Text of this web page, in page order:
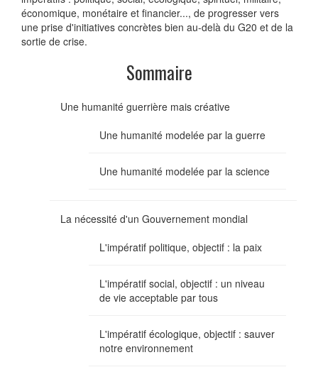
économique, monétaire et financier..., de progresser vers
une prise d'initiatives concrètes bien au-delà du G20 et de la
sortie de crise.
Sommaire
Une humanité guerrière mais créative
Une humanité modelée par la guerre
Une humanité modelée par la science
La nécessité d'un Gouvernement mondial
L'impératif politique, objectif : la paix
L'impératif social, objectif : un niveau
de vie acceptable par tous
L'impératif écologique, objectif : sauver
notre environnement